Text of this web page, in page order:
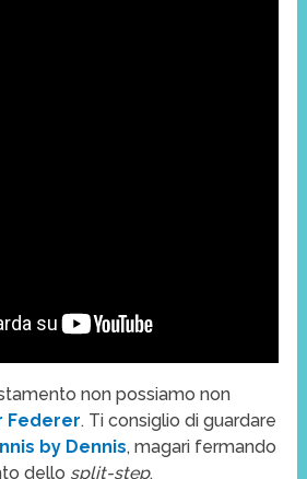
non possiamo non
Federer. Ti consiglio di guardare
by Dennis, magari fermando
dello split-step.